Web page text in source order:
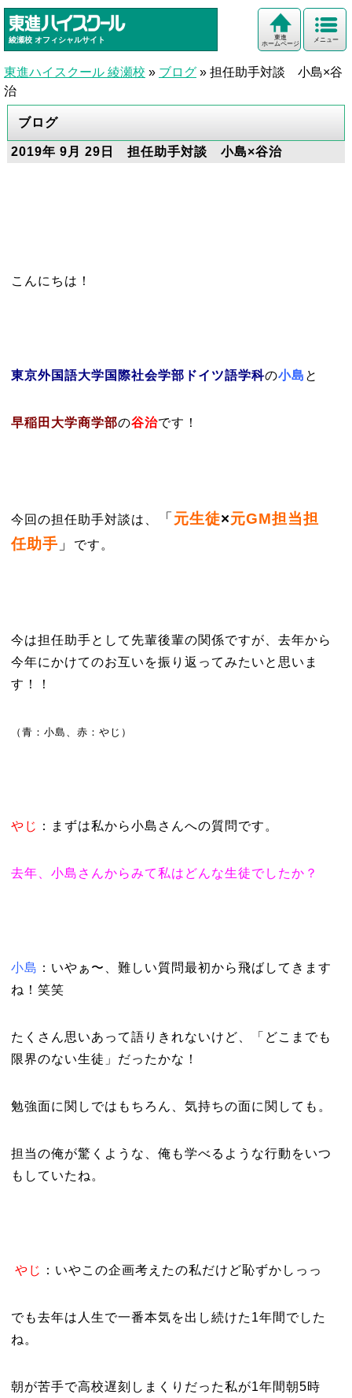
綾瀬校 オフィシャルサイト メニュー
東進
ホームページ
東進ハイスクール 綾瀬校 » ブログ » 担任助手対談 小島×谷
治
ブログ
2019年 9月 29日 担任助手対談 小島×谷治
こんにちは！
東京外国語大学国際社会学部ドイツ語学科の小島 と
早稲田大学商学部の谷治です！
今回の担任助手対談は、 「 元生徒×元GM担当担
任助手 」 です。
今は担任助手として先輩後輩の関係ですが、去年から
今年にかけてのお互いを振り返ってみたいと思いま
す！！
（青：小島、赤：やじ）
やじ ：まずは私から小島さんへの質問です。
去年、小島さんからみて私はどんな生徒でしたか？
小島 ：いやぁ〜、難しい質問最初から飛ばしてきます
ね！笑笑
たくさん思いあって語りきれないけど、「どこまでも
限界のない生徒」だったかな！
勉強面に関しではもちろん、気持ちの面に関しても。
担当の俺が驚くような、俺も学べるような行動をいつ
もしていたね。
やじ ：いやこの企画考えたの私だけど恥ずかしっっ
でも去年は人生で一番本気を出し続けた1年間でした
ね。
朝が苦手で高校遅刻しまくりだった私が1年間朝5時